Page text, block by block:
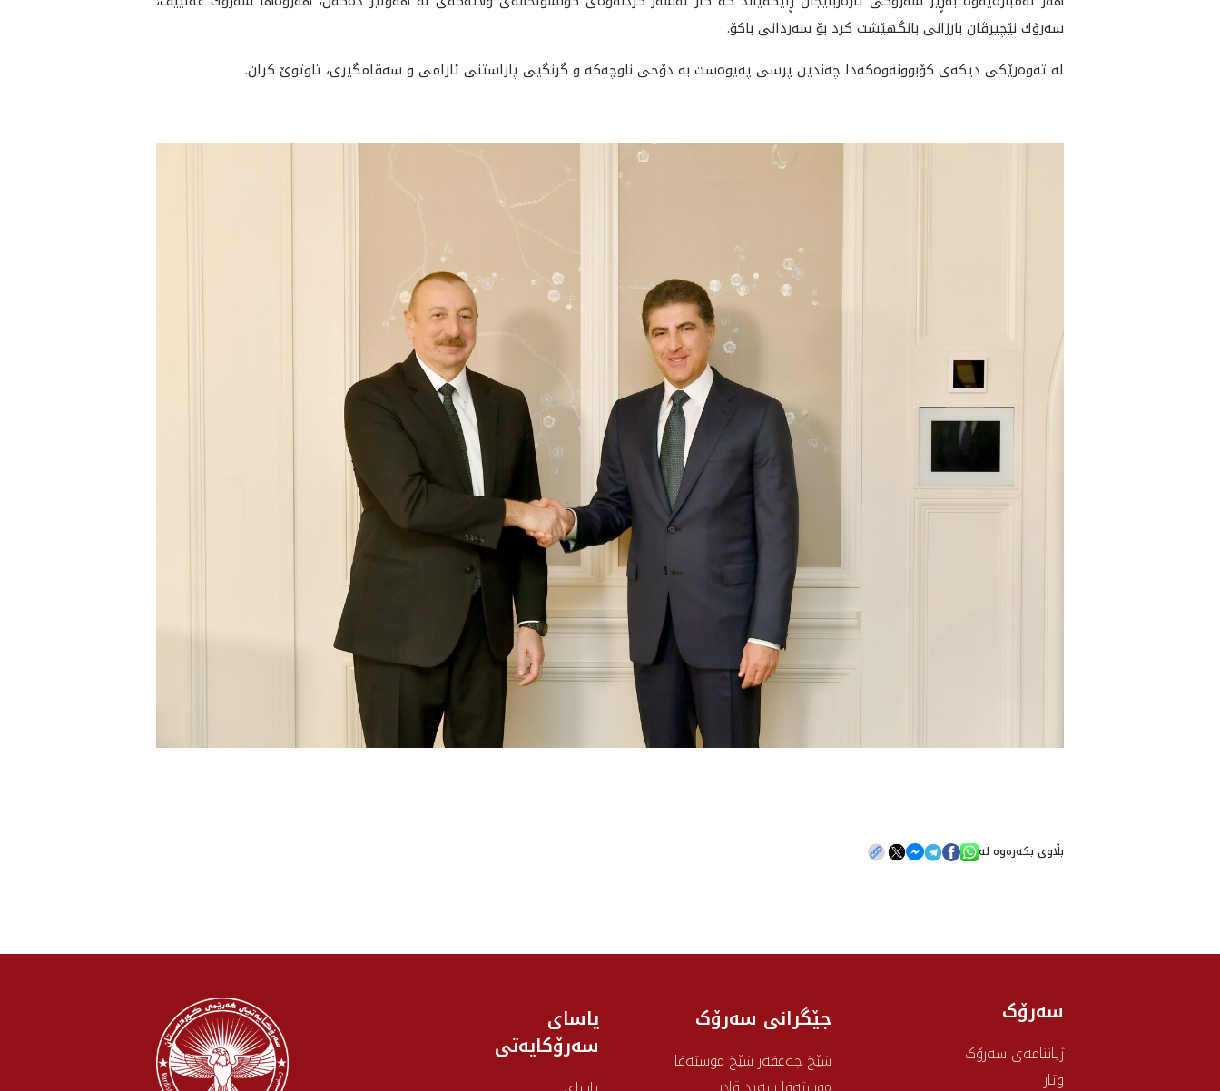
سه‌رۆك نێچيرڤان بارزانى بانگهێشت كرد بۆ سه‌ردانى باكۆ.
له‌ ته‌وه‌رێكى ديكه‌ى كۆبوونه‌وه‌كه‌دا چه‌ندين پرسى په‌يوه‌ست به‌ دۆخى ناوچه‌كه‌ و گرنگيى پاراستنى ئارامى و سه‌قامگيرى، تاوتوێ كران.
بڵاوی بکەرەوە لە
سەرۆک
ژیاننامەی سەرۆک
وتار
جێگرانی سه‌رۆک
شێخ جەعفەر شێخ موستەفا
یاسای
سەرۆکایەتی